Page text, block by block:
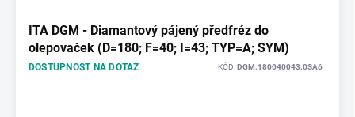
ITA DGM - Diamantový pájený předfréz do
olepovaček (D=180; F=40; I=43; TYP=A; SYM)
DOSTUPNOST NA DOTAZ KÓD:DGM.180040043.0SA6